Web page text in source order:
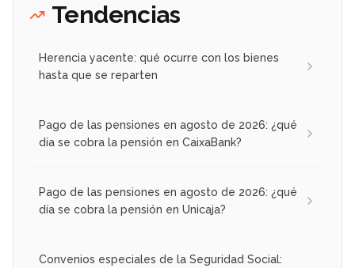
Tendencias
Herencia yacente: qué ocurre con los bienes
hasta que se reparten
Pago de las pensiones en agosto de 2026: ¿qué
día se cobra la pensión en CaixaBank?
Pago de las pensiones en agosto de 2026: ¿qué
día se cobra la pensión en Unicaja?
Convenios especiales de la Seguridad Social: